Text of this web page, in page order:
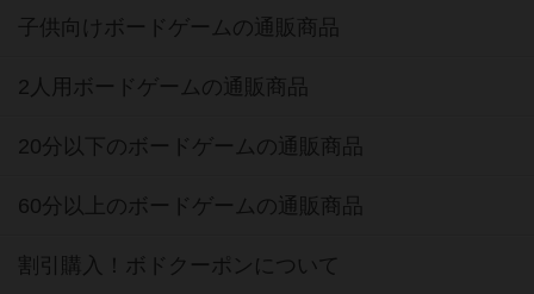
子供向けボードゲームの通販商品
2人用ボードゲームの通販商品
20分以下のボードゲームの通販商品
60分以上のボードゲームの通販商品
割引購入！ボドクーポンについて